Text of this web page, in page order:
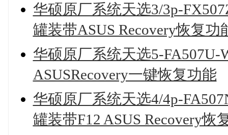
华硕原厂系统天选3/3p-
罐装带ASUS Recovery恢复功
华硕原厂系统天选5-FA507U-
ASUSRecovery一键恢复功能
华硕原厂系统天选4/4p-
罐装带F12 ASUS Recovery恢